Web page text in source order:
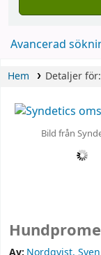
Avancerad
Hem Detaljer för:
Bild från